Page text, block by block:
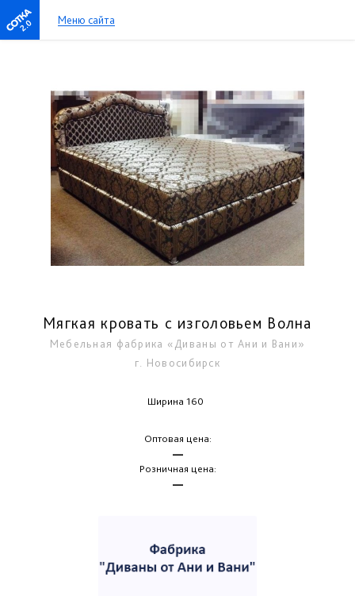
2.0 Меню сайта
Мягкая кровать с изголовьем Волна
Мебельная фабрика «Диваны от Ани и Вани»
г. Новосибирск
Ширина 160
Оптовая цена:
—
Розничная цена:
—